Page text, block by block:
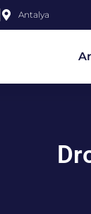
Antalya